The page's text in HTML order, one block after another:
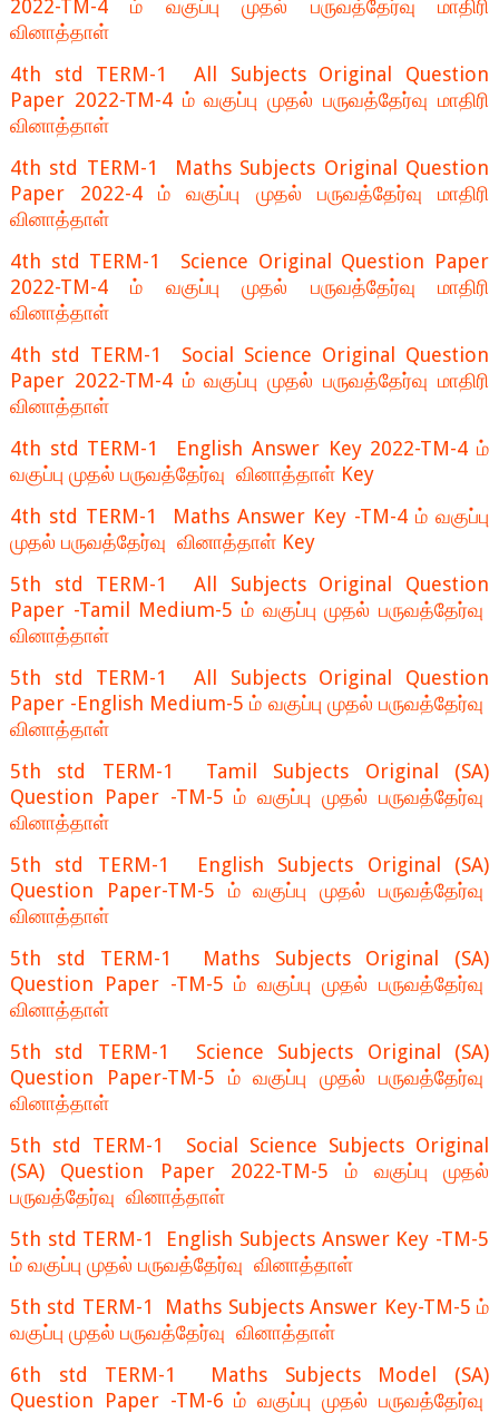
2022-TM-4 ம் வகுப்பு முதல் பருவத்தேர்வு மாதிரி
வினாத்தாள்
4th std TERM-1 All Subjects Original Question
Paper 2022-TM-4 ம் வகுப்பு முதல் பருவத்தேர்வு மாதிரி
வினாத்தாள்
4th std TERM-1 Maths Subjects Original Question
Paper 2022-4 ம் வகுப்பு முதல் பருவத்தேர்வு மாதிரி
வினாத்தாள்
4th std TERM-1 Science Original Question Paper
2022-TM-4 ம் வகுப்பு முதல் பருவத்தேர்வு மாதிரி
வினாத்தாள்
4th std TERM-1 Social Science Original Question
Paper 2022-TM-4 ம் வகுப்பு முதல் பருவத்தேர்வு மாதிரி
வினாத்தாள்
4th std TERM-1 English Answer Key 2022-TM-4 ம்
வகுப்பு முதல் பருவத்தேர்வு வினாத்தாள் Key
4th std TERM-1 Maths Answer Key -TM-4 ம் வகுப்பு
முதல் பருவத்தேர்வு வினாத்தாள் Key
5th std TERM-1 All Subjects Original Question
Paper -Tamil Medium-5 ம் வகுப்பு முதல் பருவத்தேர்வு
வினாத்தாள்
5th std TERM-1 All Subjects Original Question
Paper -English Medium-5 ம் வகுப்பு முதல் பருவத்தேர்வு
வினாத்தாள்
5th std TERM-1 Tamil Subjects Original (SA)
Question Paper -TM-5 ம் வகுப்பு முதல் பருவத்தேர்வு
வினாத்தாள்
5th std TERM-1 English Subjects Original (SA)
Question Paper-TM-5 ம் வகுப்பு முதல் பருவத்தேர்வு
வினாத்தாள்
5th std TERM-1 Maths Subjects Original (SA)
Question Paper -TM-5 ம் வகுப்பு முதல் பருவத்தேர்வு
வினாத்தாள்
5th std TERM-1 Science Subjects Original (SA)
Question Paper-TM-5 ம் வகுப்பு முதல் பருவத்தேர்வு
வினாத்தாள்
5th std TERM-1 Social Science Subjects Original
(SA) Question Paper 2022-TM-5 ம் வகுப்பு முதல்
பருவத்தேர்வு வினாத்தாள்
5th std TERM-1 English Subjects Answer Key -TM-5
ம் வகுப்பு முதல் பருவத்தேர்வு வினாத்தாள்
5th std TERM-1 Maths Subjects Answer Key-TM-5 ம்
வகுப்பு முதல் பருவத்தேர்வு வினாத்தாள்
6th std TERM-1 Maths Subjects Model (SA)
Question Paper -TM-6 ம் வகுப்பு முதல் பருவத்தேர்வு